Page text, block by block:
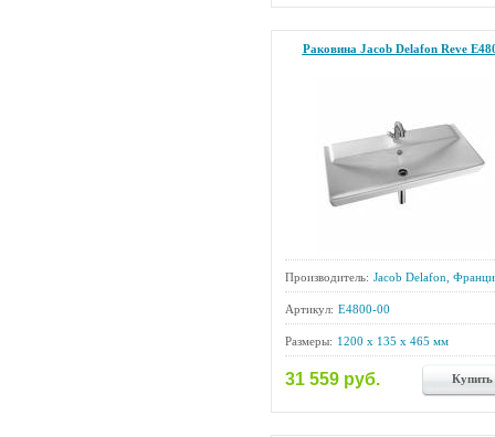
Раковина Jacob Delafon Reve
Производитель: Jacob Delafon,
Артикул: E4800-00
Размеры: 1200 x 135 x 465 мм
31 559 руб. Купить